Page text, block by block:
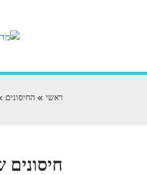
ראשי החיסונים